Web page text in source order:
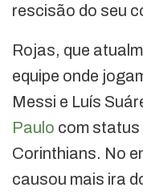
rescisão do seu
Rojas, que
equipe onde
Messi e Luís
Paulo com status
Corinthians. No
causou mais ira